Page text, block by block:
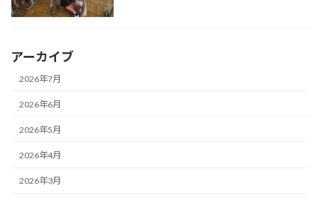
アーカイブ
2026年7月
2026年6月
2026年5月
2026年4月
2026年3月